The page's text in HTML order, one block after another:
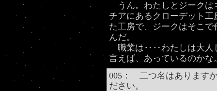
うん。わたしとジークは
チアにあるクローデット
た工房で、ジークはそこ
んだ。
職業は‥‥わたしは大人
言えば、あっているのかな
005： 二つ名はあります
ださい。